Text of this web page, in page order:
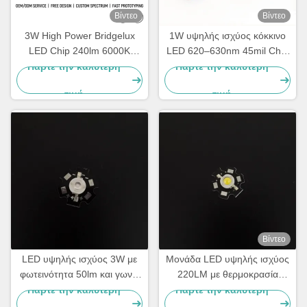
Βίντεο
3W High Power Bridgelux
LED Chip 240lm 6000K
̇6500K Λευκός εκδότης LED
φωτισμό πλημμύρας και
βιομηχανικό φωτισμό OEM
Πάρτε την καλύτερη
τιμή
Βίντεο
1W υψηλής ισχύος κόκκινο
LED 620–630nm 45mil Chip
400mA Εκπομπός LED
Πάρτε την καλύτερη
τιμή
LED υψηλής ισχύος 3W με
φωτεινότητα 50lm και γωνία
θέασης 120 μοιρών για
Πάρτε την καλύτερη
Βίντεο
Μονάδα LED υψηλής ισχύος
220LM με θερμοκρασία
χρώματος 6500K και PCB
Πάρτε την καλύτερη